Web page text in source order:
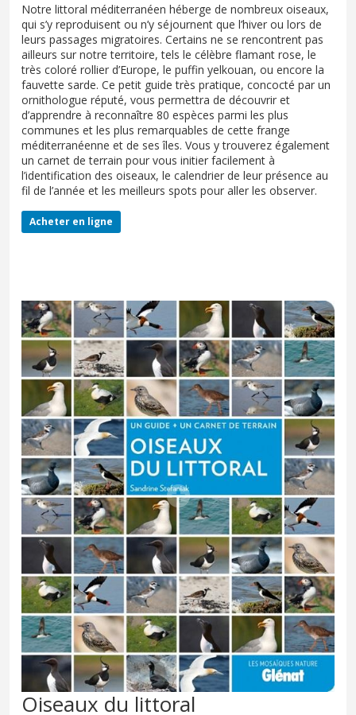
Notre littoral méditerranéen héberge de nombreux oiseaux,
qui s’y reproduisent ou n’y séjournent que l’hiver ou lors de
leurs passages migratoires. Certains ne se rencontrent pas
ailleurs sur notre territoire, tels le célèbre flamant rose, le
très coloré rollier d’Europe, le puffin yelkouan, ou encore la
fauvette sarde. Ce petit guide très pratique, concocté par un
ornithologue réputé, vous permettra de découvrir et
d’apprendre à reconnaître 80 espèces parmi les plus
communes et les plus remarquables de cette frange
méditerranéenne et de ses îles. Vous y trouverez également
un carnet de terrain pour vous initier facilement à
l’identification des oiseaux, le calendrier de leur présence au
fil de l’année et les meilleurs spots pour aller les observer.
Acheter en ligne
Oiseaux du littoral